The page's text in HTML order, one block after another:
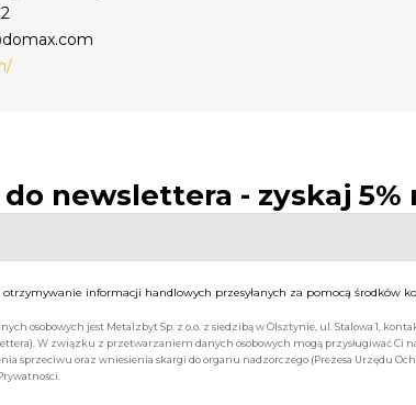
do newslettera - zyskaj 5%
informacji handlowych przesyłanych za pomocą
osobowych jest Metalzbyt Sp. z o.o. z siedzibą w Olsztynie, ul. Stalowa 1,
W związku z przetwarzaniem danych osobowych mogą przysługiwać
sprzeciwu oraz wniesienia skargi do organu nadzorczego (Prezesa Urzędu